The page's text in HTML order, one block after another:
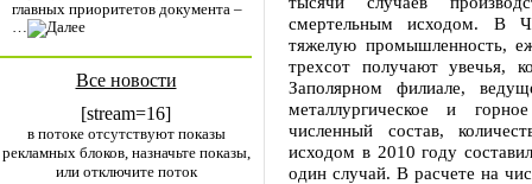
главных приоритетов документа –
…
Все новости
[stream=16]
в потоке отсутствуют показы
рекламных блоков, назначьте показы,
или отключите поток
смертельным исходом. В
тяжелую промышленность,
трехсот получают увечья,
Заполярном филиале,
металлургическое и
численный состав,
исходом в 2010 году
один случай. В расчете на